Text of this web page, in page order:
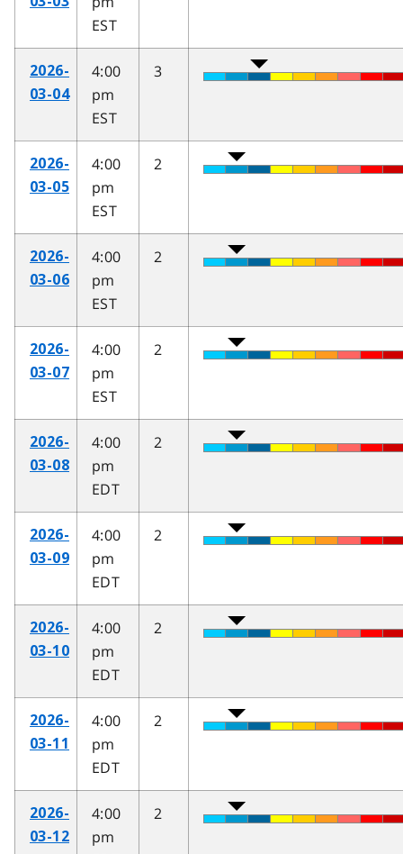
EST
2026-
03-04
4:00
pm
EST
3
2026-
03-05
4:00
pm
EST
2
2026-
03-06
4:00
pm
EST
2
2026-
03-07
4:00
pm
EST
2
2026-
03-08
4:00
pm
EDT
2
2026-
03-09
4:00
pm
EDT
2
2026-
03-10
4:00
pm
EDT
2
2026-
03-11
4:00
pm
EDT
2
2026-
03-12
4:00
pm
2